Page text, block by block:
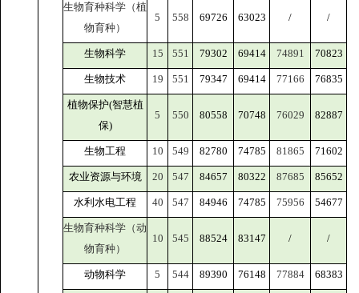
生物育种科学（植
物育种）
5 558 69726 63023 / /
生物科学 15 551 79302 69414 74891 70823
生物技术 19 551 79347 69414 77166 76835
植物保护(智慧植
保)
5 550 80558 70748 76029 82887
生物工程 10 549 82780 74785 81865 71602
农业资源与环境 20 547 84657 80322 87685 85652
水利水电工程 40 547 84946 74785 75956 54677
生物育种科学（动
物育种）
10 545 88524 83147 / /
动物科学 5 544 89390 76148 77884 68383